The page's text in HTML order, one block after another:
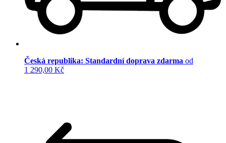
Česká republika: Standardní doprava zdarma od
1 290,00 Kč